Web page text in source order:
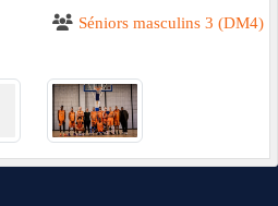
Séniors masculins 3 (DM4)